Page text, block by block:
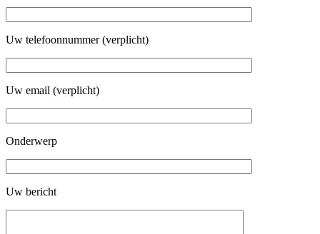
Uw telefoonnummer (verplicht)
Uw email (verplicht)
Onderwerp
Uw bericht